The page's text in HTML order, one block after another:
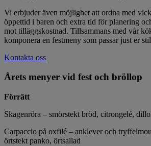
Vi erbjuder även möjlighet att ordna med
öppettid i baren och extra tid för planering
mot tilläggskostnad. Tillsammans med vår
komponera en festmeny som passar just er
Kontakta oss
Årets menyer vid fest och bröllop
Förrätt
Skagenröra – smörstekt bröd, citrongelé,
Carpaccio på oxfilé – anklever och
örtstekt panko, örtsallad